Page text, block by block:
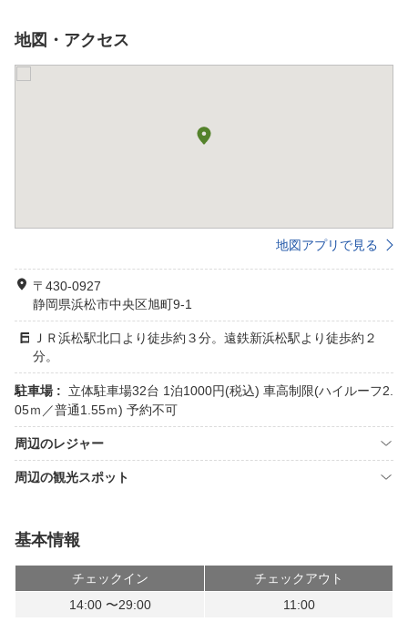
地図・アクセス
地図アプリで見る
〒430-0927
静岡県浜松市中央区旭町9-1
ＪＲ浜松駅北口より徒歩約３分。遠鉄新浜松駅より徒歩約２
分。
駐車場 :
立体駐車場32台 1泊1000円(税込) 車高制限(ハイルーフ2.
05ｍ／普通1.55ｍ) 予約不可
周辺のレジャー
周辺の観光スポット
基本情報
チェックイン
チェックアウト
14:00 〜29:00
11:00